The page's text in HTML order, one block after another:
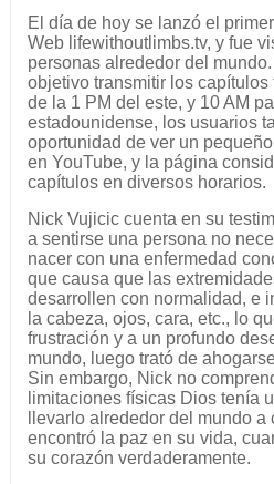
El día de hoy se lanzó el
Web lifewithoutlimbs.tv, y fue
personas alrededor del
objetivo transmitir los
de la 1 PM del este, y 10 AM
estadounidense, los usuarios
oportunidad de ver un
en YouTube, y la página
capítulos en diversos horarios.
Nick Vujicic cuenta en su
a sentirse una persona no
nacer con una enfermedad
que causa que las
desarrollen con normalidad, e
la cabeza, ojos, cara, etc., lo
frustración y a un profundo
mundo, luego trató de
Sin embargo, Nick no
limitaciones físicas Dios tenía
llevarlo alrededor del mundo
encontró la paz en su vida,
su corazón verdaderamente.